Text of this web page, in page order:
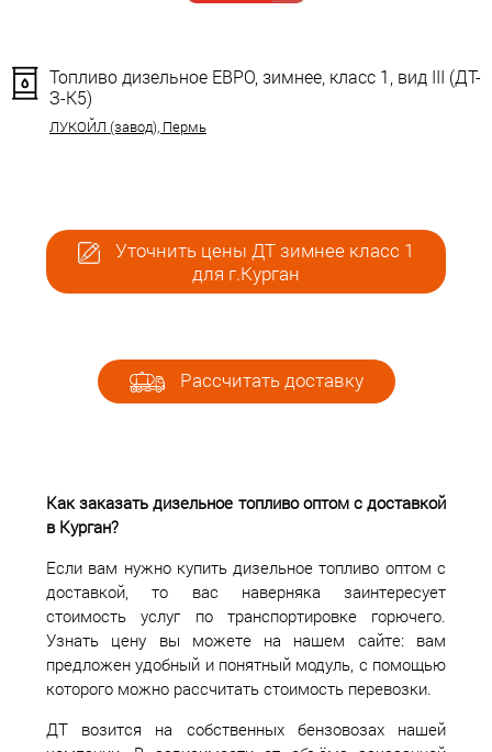
Топливо дизельное ЕВРО, зимнее, класс 1, вид III (ДТ-
З-К5)
ЛУКОЙЛ (завод), Пермь
Уточнить цены ДТ зимнее класс 1
для г.Курган
Рассчитать доставку
Как заказать дизельное топливо оптом с доставкой
в Курган?
Если вам нужно купить дизельное топливо оптом с
доставкой, то вас наверняка заинтересует
стоимость услуг по транспортировке горючего.
Узнать цену вы можете на нашем сайте: вам
предложен удобный и понятный модуль, с помощью
которого можно рассчитать стоимость перевозки.
ДТ возится на собственных бензовозах нашей